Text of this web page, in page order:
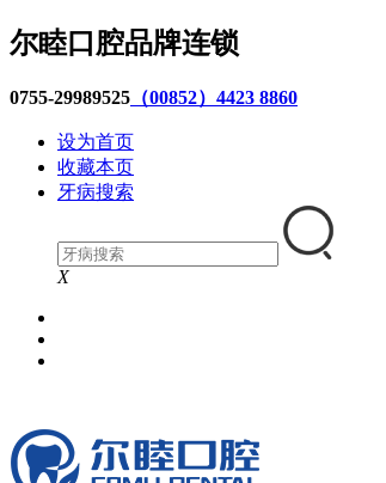
尔睦口腔品牌连锁
0755-29989525 （00852）4423 8860
设为首页
收藏本页
牙病搜索
X